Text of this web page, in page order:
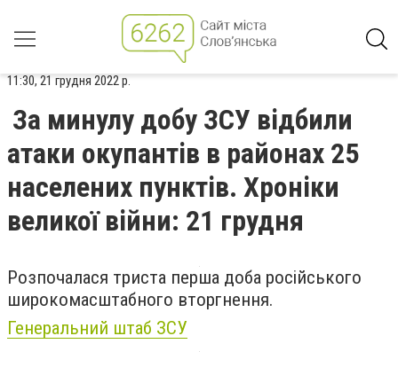
11:30, 21 грудня 2022 р.
За минулу добу ЗСУ відбили
атаки окупантів в районах 25
населених пунктів. Хроніки
великої війни: 21 грудня
Розпочалася триста перша доба російського
широкомасштабного вторгнення.
Генеральний штаб ЗСУ